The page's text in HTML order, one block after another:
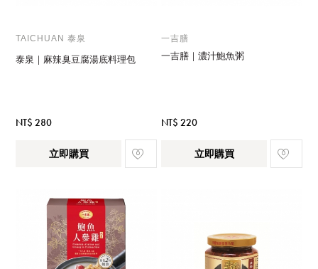
TAICHUAN 泰泉
泰泉｜麻辣臭豆腐湯底料理包
NT$ 280
立即購買
一吉膳
一吉膳｜濃汁鮑魚粥
NT$ 220
立即購買